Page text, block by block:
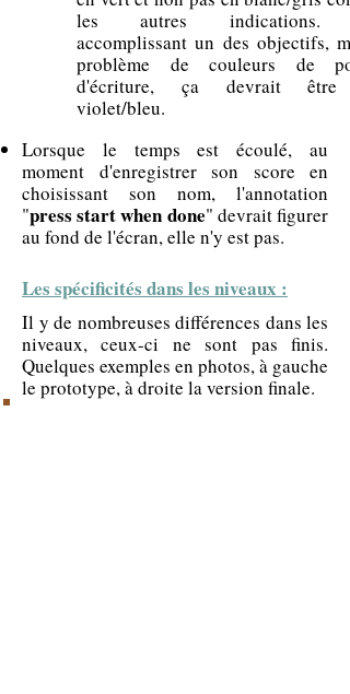
les autres indications.
accomplissant un des objectifs,
problème de couleurs de
d'écriture, ça devrait être
violet/bleu.
Lorsque le temps est écoulé, au
moment d'enregistrer son score en
choisissant son nom, l'annotation
"press start when done" devrait figurer
au fond de l'écran, elle n'y est pas.
Les spécificités dans les niveaux :
Il y de nombreuses différences dans les
niveaux, ceux-ci ne sont pas finis.
Quelques exemples en photos, à gauche
le prototype, à droite la version finale.